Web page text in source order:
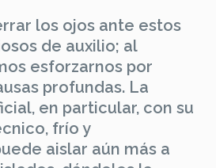
los ojos ante estos
de auxilio; al
esforzarnos por
profundas. La
en particular, con su
frío y
aislar aún más a